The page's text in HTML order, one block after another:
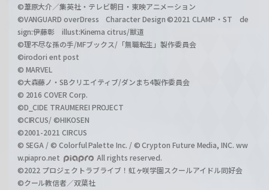
©葦原大介／集英社・テレビ朝日・東映アニメーション
©VANGUARD overDress Character Design ©2021 CLAMP・ST de
sign:伊藤彰 illust:Kinema citrus/獣道
©理不尽な孫の手/MFブックス/「無職転生」製作委員会
©irodori ent post
© MARVEL
©大森藤ノ・SBクリエイティブ/ダンまち4製作委員会
© 2016 COVER Corp.
©D_CIDE TRAUMEREI PROJECT
©CIRCUS/ ©HIKOSEN
©2001-2021 CIRCUS
© SEGA / © Colorful Palette Inc. / © Crypton Future Media, INC. ww
w.piapro.net
All rights reserved.
©2022 プロジェクトラブライブ！虹ヶ咲学園スクールアイドル同好会
©クール教信者／双葉社